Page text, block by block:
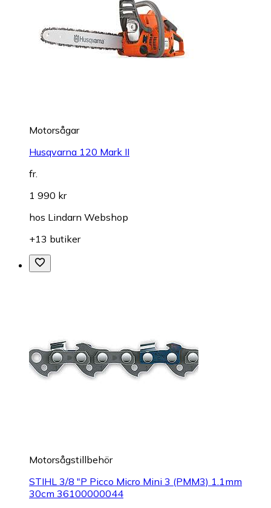
Motorsågar
Husqvarna 120 Mark II
fr.
1 990 kr
hos Lindarn Webshop
+13 butiker
Motorsågstillbehör
STIHL 3/8 "P Picco Micro Mini 3 (PMM3) 1.1mm
30cm 36100000044